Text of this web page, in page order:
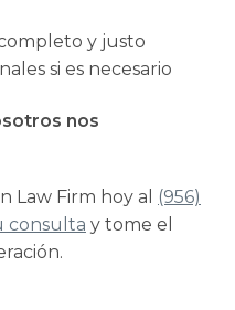
y justo
si es necesario
nos
Law Firm hoy al
(956)
consulta y tome el